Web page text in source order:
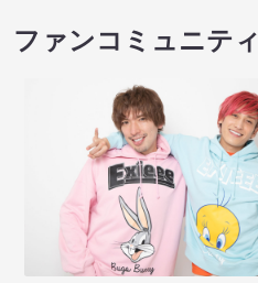
ファンコミュニティ